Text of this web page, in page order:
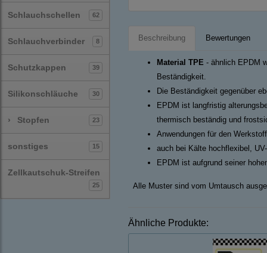
Schlauchschellen 62
Schlauchverbinder 8
Schutzkappen 39
Silikonschläuche 30
› Stopfen 23
sonstiges 15
Zellkautschuk-Streifen
25
Beschreibung Bewertungen
Material TPE - ähnlich EPDM
Beständigkeit.
Die Beständigkeit gegenüber
EPDM ist langfristig
thermisch beständig und
Anwendungen für den
auch bei Kälte hochflexibel,
EPDM ist aufgrund seiner
Alle Muster sind vom Umtausch
Ähnliche Produkte: